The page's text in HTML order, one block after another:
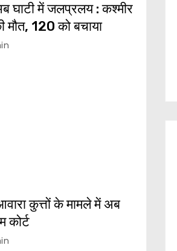
में जलप्रलय : कश्मीर
120 को बचाया
कुत्तों के मामले में अब
कोर्ट